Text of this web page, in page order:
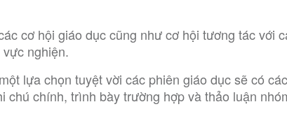
cơ hội giáo dục cũng như cơ hội tương tác với
nghiện.
lựa chọn tuyệt vời các phiên giáo dục sẽ có
chú chính, trình bày trường hợp và thảo luận